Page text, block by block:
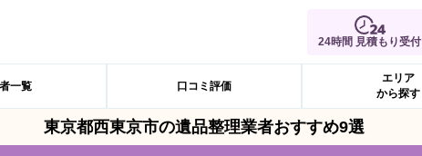
24時間 見積もり受付
一覧 口コミ評価
エリア
から探す
東京都西東京市の遺品整理業者おすすめ9選